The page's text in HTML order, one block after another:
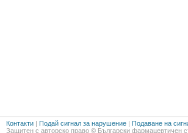
Контакти | Подай сигнал за нарушение | Подаване на
Защитен с авторско право © Български фармацевтичен